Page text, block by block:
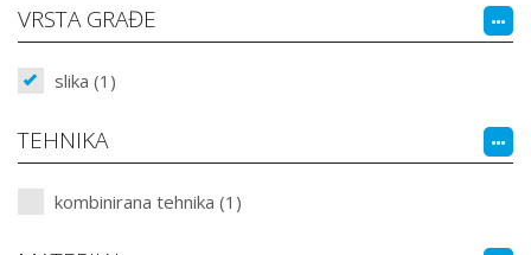
VRSTA GRAĐE
slika (1)
TEHNIKA
kombinirana tehnika (1)